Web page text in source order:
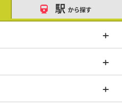
駅 から探す